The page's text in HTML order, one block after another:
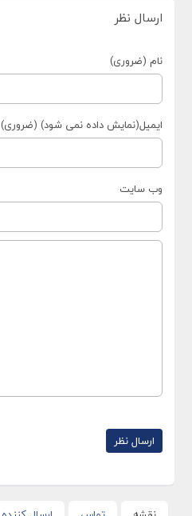
ارسال نظر
نام (ضروری)
ایمیل(نمایش داده نمی شود) (ضروری)
وب سایت